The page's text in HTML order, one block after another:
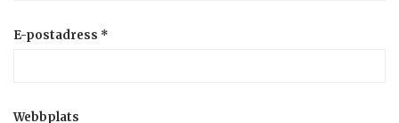
E-postadress *
Webbplats